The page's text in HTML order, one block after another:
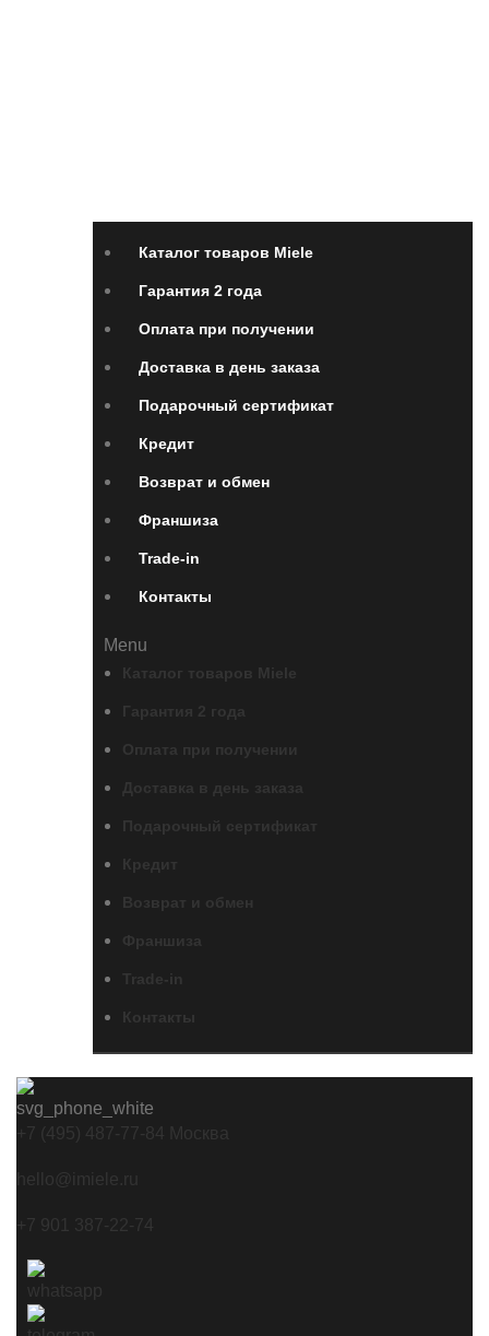
Каталог товаров Miele
Гарантия 2 года
Оплата при получении
Доставка в день заказа
Подарочный сертификат
Кредит
Возврат и обмен
Франшиза
Trade-in
Контакты
Menu
Каталог товаров Miele
Гарантия 2 года
Оплата при получении
Доставка в день заказа
Подарочный сертификат
Кредит
Возврат и обмен
Контакты
+7 (495) 487-77-84 Москва
hello@imiele.ru
+7 901 387-22-74